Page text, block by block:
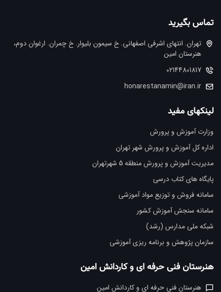
تماس بگیرید
تهران. انتهاي اشرفي اصفهاني. خ سيمون بليوار. خ چمران. ارغوان دوم،
هنرستان امین
02144801817
honarestanamin@iran.ir
لینکهای مفید
وزارت آموزش و پرورش
اداره کل آموزش و پرورش شهر تهران
مدیریت آموزش و پرورش منطقه 5 شهرتهران
پایگاه های کتاب درسی
سامانه فروش و توزیع مواد آموزشی
سامانه سنجش آموزش کشور
شبکه ملی مدارس (رشد)
سازمان پژوهش و برنامه ریزی آموزشی
هنرستان فنی حرفه ای و کاردانش امین
هنرستان فنی حرفه ای و کاردانش امین